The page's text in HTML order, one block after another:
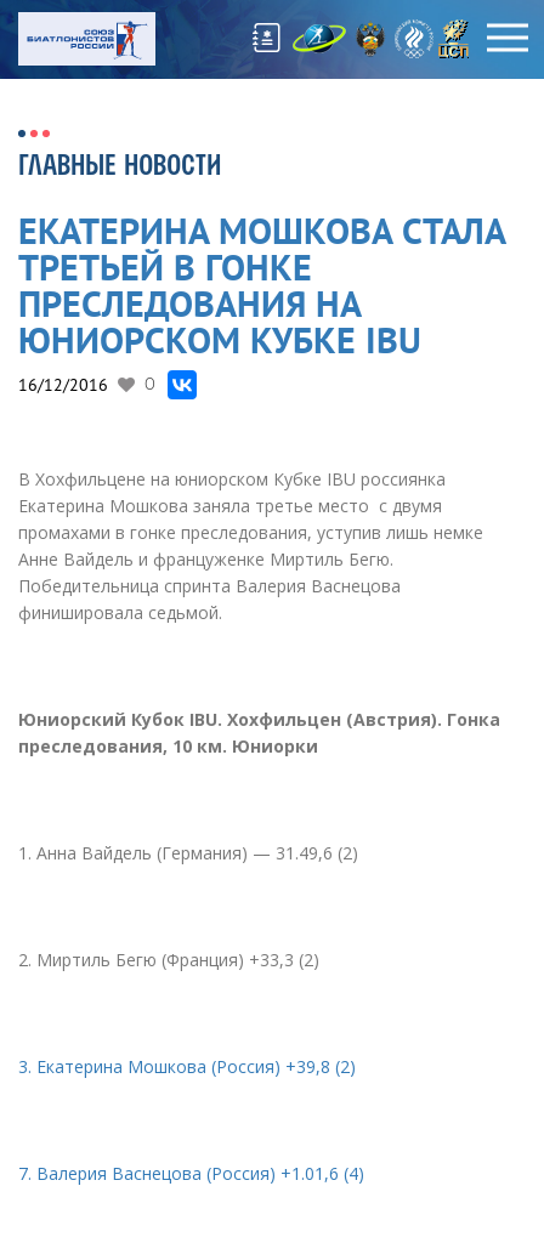
ГЛАВНЫЕ НОВОСТИ
ЕКАТЕРИНА МОШКОВА СТАЛА
ТРЕТЬЕЙ В ГОНКЕ
ПРЕСЛЕДОВАНИЯ НА
ЮНИОРСКОМ КУБКЕ IBU
16/12/2016 0
В Хохфильцене на юниорском Кубке IBU россиянка
Екатерина Мошкова заняла третье место с двумя
промахами в гонке преследования, уступив лишь немке
Анне Вайдель и француженке Миртиль Бегю.
Победительница спринта Валерия Васнецова
финишировала седьмой.
Юниорский Кубок IBU. Хохфильцен (Австрия). Гонка
преследования, 10 км. Юниорки
1. Анна Вайдель (Германия) — 31.49,6 (2)
2. Миртиль Бегю (Франция) +33,3 (2)
3. Екатерина Мошкова (Россия) +39,8 (2)
7. Валерия Васнецова (Россия) +1.01,6 (4)